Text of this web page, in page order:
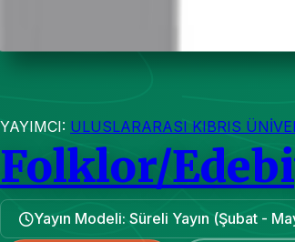
YAYIMCI: ULUSLARARASI KIBRIS
Folklor/
Yayın Modeli: Süreli Yayın (Şubat -